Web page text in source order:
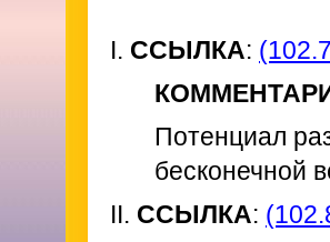
I. ССЫЛКА:
Потенциал
бесконечной
II. ССЫЛКА: